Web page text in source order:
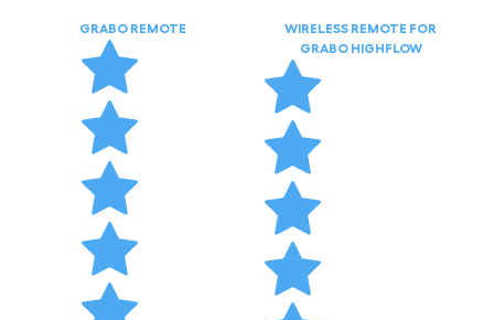
GRABO REMOTE
WIRELESS REMOTE FOR
GRABO HIGHFLOW